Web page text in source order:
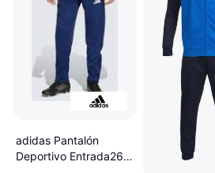
adidas Pantalón
Deportivo Entrada26 -